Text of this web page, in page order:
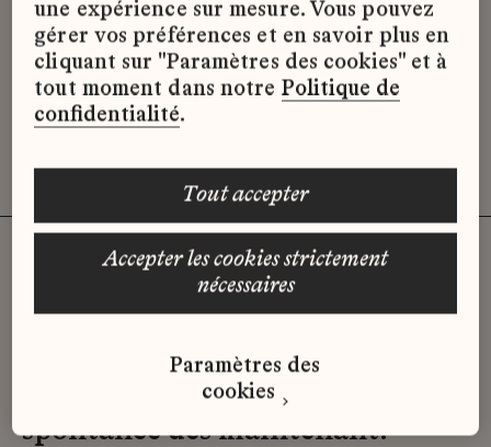
Désolé, il semble qu’il n’y ait pas
d’offres d’emploi disponibles pour le
moment.
Vous n'avez pas trouvé d'offre
qui correspond à votre profil ?
Envoyez-nous votre candidature
spontanée dès maintenant.
une expérience sur mesure. Vous pouvez
gérer vos préférences et en savoir plus en
cliquant sur "Paramètres des cookies" et à
tout moment dans notre Politique de
confidentialité.
accepter les cookies strictement
nécessaires
tout accepter
Paramètres des
cookies